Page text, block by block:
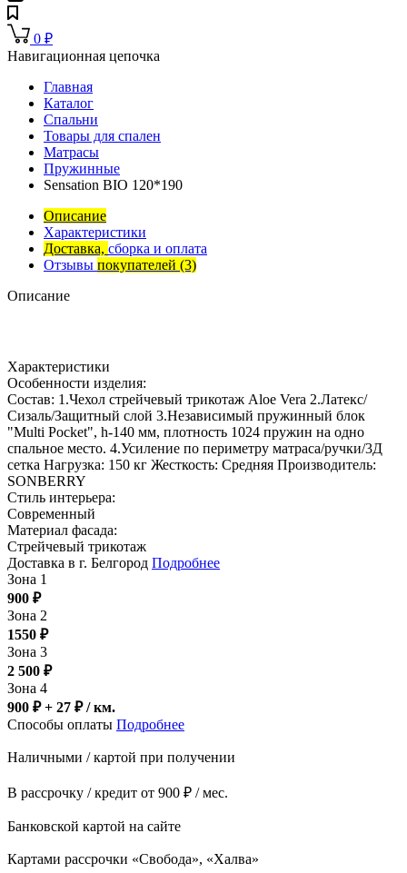
0 ₽
Навигационная цепочка
Главная
Каталог
Спальни
Товары для спален
Матрасы
Пружинные
Sensation BIO 120*190
Описание
Характеристики
Доставка, сборка и оплата
Отзывы покупателей (3)
Описание
Характеристики
Особенности изделия:
Состав: 1.Чехол стрейчевый трикотаж Aloe Vera 2.Латекс/
Сизаль/Защитный слой 3.Независимый пружинный блок
"Multi Pocket", h-140 мм, плотность 1024 пружин на одно
спальное место. 4.Усиление по периметру матраса/ручки/3Д
сетка Нагрузка: 150 кг Жесткость: Средняя Производитель:
SONBERRY
Стиль интерьера:
Современный
Материал фасада:
Стрейчевый трикотаж
Доставка в г. Белгород Подробнее
Зона 1
900 ₽
Зона 2
1550 ₽
Зона 3
2 500 ₽
Зона 4
900 ₽ + 27 ₽/ км.
Способы оплаты Подробнее
Наличными / картой при получении
В рассрочку / кредит от 900 ₽ / мес.
Банковской картой на сайте
Картами рассрочки «Свобода», «Халва»